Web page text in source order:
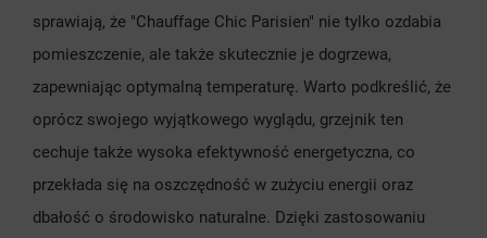
sprawiają, że "Chauffage Chic Parisien" nie tylko ozdabia
pomieszczenie, ale także skutecznie je dogrzewa,
zapewniając optymalną temperaturę. Warto podkreślić, że
oprócz swojego wyjątkowego wyglądu, grzejnik ten
cechuje także wysoka efektywność energetyczna, co
przekłada się na oszczędność w zużyciu energii oraz
dbałość o środowisko naturalne. Dzięki zastosowaniu